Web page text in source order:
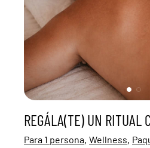
REGÁLA(TE) UN RITUAL
Para 1 persona, Wellness,